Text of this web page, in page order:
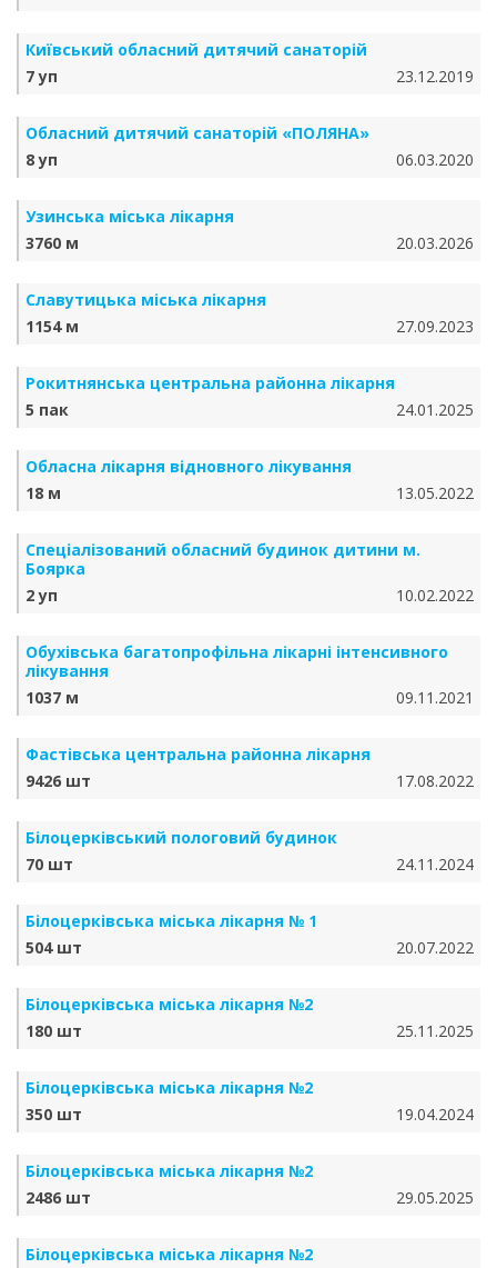
Київський обласний дитячий санаторій
7 уп
23.12.2019
Обласний дитячий санаторій «ПОЛЯНА»
8 уп
06.03.2020
Узинська міська лікарня
3760 м
20.03.2026
Славутицька міська лікарня
1154 м
27.09.2023
Рокитнянська центральна районна лікарня
5 пак
24.01.2025
Обласна лікарня відновного лікування
18 м
13.05.2022
Спеціалізований обласний будинок дитини м.
Боярка
2 уп
10.02.2022
Обухівська багатопрофільна лікарні інтенсивного
лікування
1037 м
09.11.2021
Фастівська центральна районна лікарня
9426 шт
17.08.2022
Білоцерківський пологовий будинок
70 шт
24.11.2024
Білоцерківська міська лікарня № 1
504 шт
20.07.2022
Білоцерківська міська лікарня №2
180 шт
25.11.2025
Білоцерківська міська лікарня №2
350 шт
19.04.2024
Білоцерківська міська лікарня №2
2486 шт
29.05.2025
Білоцерківська міська лікарня №2